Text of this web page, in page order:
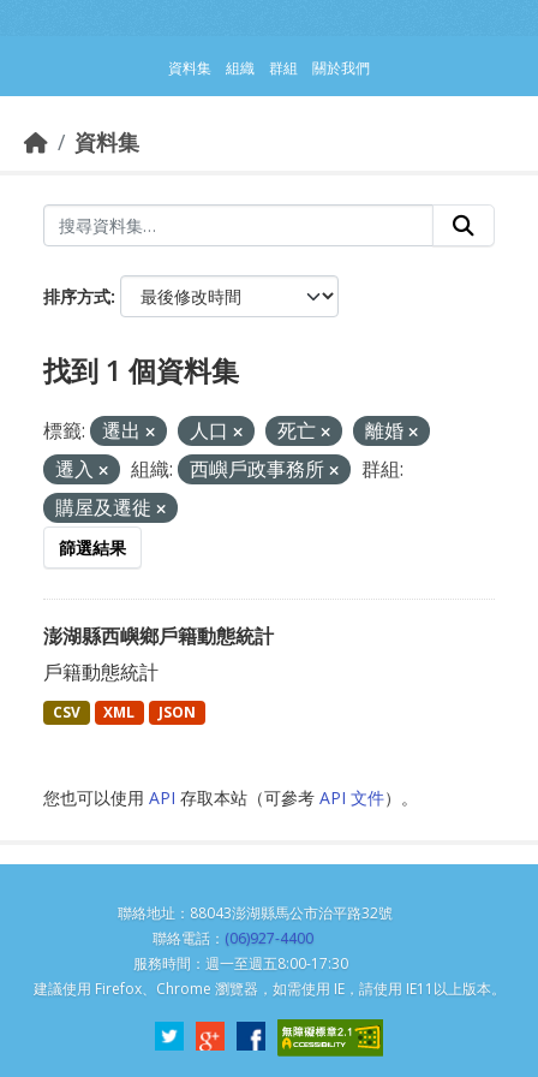
資料集 組織 群組 關於我們
資料集
排序方式
找到 1 個資料集
標籤: 遷出 人口 死亡
離婚
遷入
組織: 西嶼戶政事務所
群組:
購屋及遷徙
篩選結果
澎湖縣西嶼鄉戶籍動態統計
戶籍動態統計
CSV XML JSON
您也可以使用 API 存取本站（可參考 API 文件）。
聯絡地址：88043澎湖縣馬公市治平路32號
聯絡電話： (06)927-4400
服務時間：週一至週五8:00-17:30
建議使用 Firefox、Chrome 瀏覽器，如需使用 IE，請使用 IE11以上版本。